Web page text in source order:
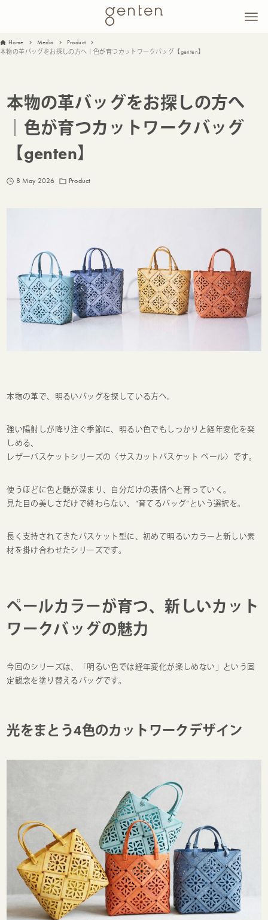
Home Media
Product
本物の革バッグをお探しの方へ｜色が育つカットワークバッグ【genten】
本物の革バッグをお探しの方へ
｜色が育つカットワークバッグ
【genten】
8 May 2026 Product
本物の革で、明るいバッグを探している方へ。
強い陽射しが降り注ぐ季節に、明るい色でもしっかりと経年変化を楽
しめる、
レザーバスケットシリーズの〈サスカットバスケット ペール〉です。
使うほどに色と艶が深まり、自分だけの表情へと育っていく。
見た目の美しさだけで終わらない、“育てるバッグ”という選択を。
長く支持されてきたバスケット型に、初めて明るいカラーと新しい素
材を掛け合わせたシリーズです。
ペールカラーが育つ、新しいカット
ワークバッグの魅力
今回のシリーズは、「明るい色では経年変化が楽しめない」という固
定観念を塗り替えるバッグです。
光をまとう4色のカットワークデザイン